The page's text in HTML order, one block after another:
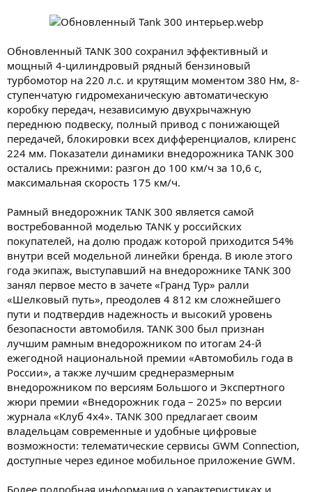
Обновленный TANK 300 сохранил эффективный и
мощный 4-цилиндровый рядный бензиновый
турбомотор на 220 л.с. и крутящим моментом 380 Нм, 8-
ступенчатую гидромеханическую автоматическую
коробку передач, независимую двухрычажную
переднюю подвеску, полный привод с понижающей
передачей, блокировки всех дифференциалов, клиренс
224 мм. Показатели динамики внедорожника TANK 300
остались прежними: разгон до 100 км/ч за 10,6 с,
максимальная скорость 175 км/ч.
Рамный внедорожник TANK 300 является самой
востребованной моделью TANK у российских
покупателей, на долю продаж которой приходится 54%
внутри всей модельной линейки бренда. В июле этого
года экипаж, выступавший на внедорожнике TANK 300
занял первое место в зачете «Гранд Тур» ралли
«Шелковый путь», преодолев 4 812 км сложнейшего
пути и подтвердив надежность и высокий уровень
безопасности автомобиля. TANK 300 был признан
лучшим рамным внедорожником по итогам 24-й
ежегодной национальной премии «Автомобиль года в
России», а также лучшим среднеразмерным
внедорожником по версиям Большого и Экспертного
жюри премии «Внедорожник года – 2025» по версии
журнала «Клуб 4x4». TANK 300 предлагает своим
владельцам современные и удобные цифровые
возможности: телематические сервисы GWM Connection,
доступные через единое мобильное приложение GWM.
Более подробная информация о характеристиках и